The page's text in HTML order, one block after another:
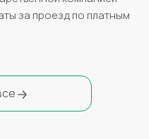
за проезд по платным